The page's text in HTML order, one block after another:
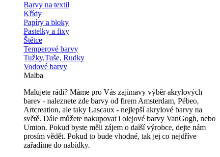
Barvy na textil
Křídy
Papíry a bloky
Pastelky a fixy
Štětce
Temperové barvy
Tužky,Tuše, Rudky
Vodové barvy
Malba
Malujete rádi? Máme pro Vás zajímavy výběr akrylových
barev - naleznete zde barvy od firem Amsterdam, Pébeo,
Artcreation, ale taky Lascaux - nejlepší akrylové barvy na
světě. Dále můžete nakupovat i olejové barvy VanGogh, nebo
Umton. Pokud byste měli zájem o další výrobce, dejte nám
prosím vědět. Pokud to bude vhodné, tak jej co nejdříve
zařadíme do nabídky.